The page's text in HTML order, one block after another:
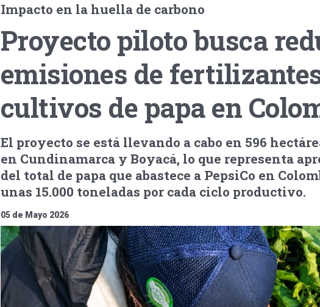
Impacto en la huella de carbono
Proyecto piloto busca
emisiones de
cultivos de papa en
El proyecto se está llevando a cabo en 596
en Cundinamarca y Boyacá, lo que representa
del total de papa que abastece a PepsiCo en
unas 15.000 toneladas por cada ciclo productivo.
05 de Mayo 2026